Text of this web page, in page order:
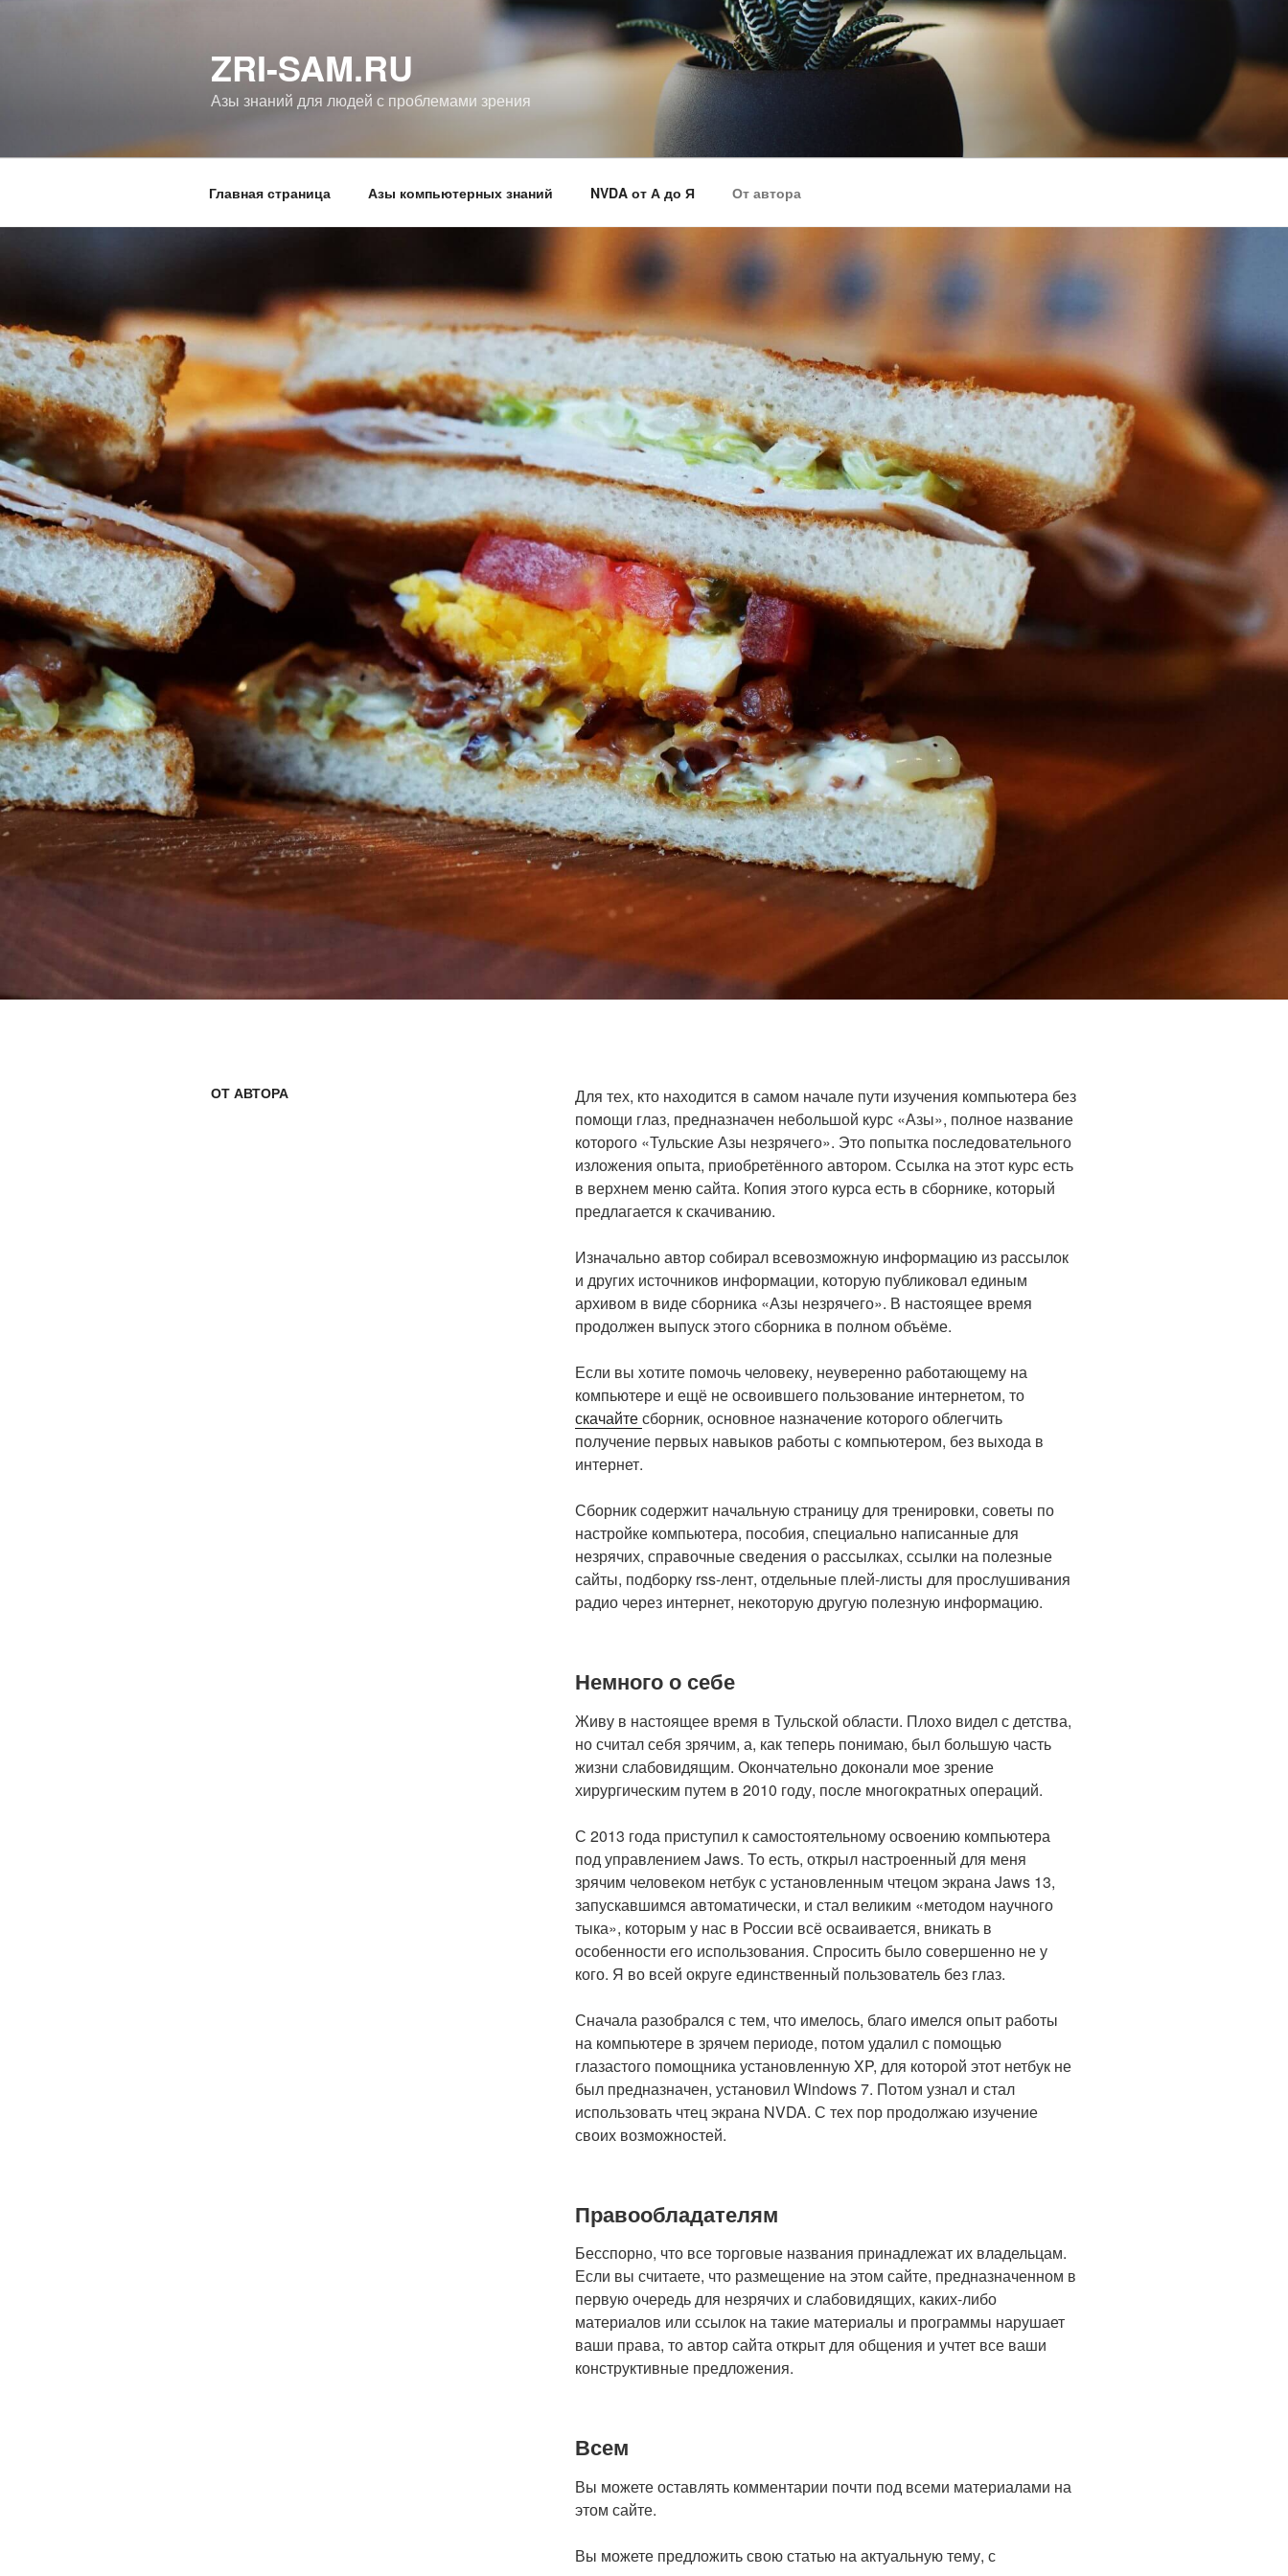
ZRI-SAM.RU
Азы знаний для людей с проблемами зрения
Главная страница Азы компьютерных знаний NVDA от А до Я От автора
ОТ АВТОРА
Для тех, кто находится в самом начале пути изучения компьютера без
помощи глаз, предназначен небольшой курс «Азы», полное название
которого «Тульские Азы незрячего». Это попытка последовательного
изложения опыта, приобретённого автором. Ссылка на этот курс есть
в верхнем меню сайта. Копия этого курса есть в сборнике, который
предлагается к скачиванию.
Изначально автор собирал всевозможную информацию из рассылок
и других источников информации, которую публиковал единым
архивом в виде сборника «Азы незрячего». В настоящее время
продолжен выпуск этого сборника в полном объёме.
Если вы хотите помочь человеку, неуверенно работающему на
компьютере и ещё не освоившего пользование интернетом, то
скачайтесборник, основное назначение которого облегчить
получение первых навыков работы с компьютером, без выхода в
интернет.
Сборник содержит начальную страницу для тренировки, советы по
настройке компьютера, пособия, специально написанные для
незрячих, справочные сведения о рассылках, ссылки на полезные
сайты, подборку rss-лент, отдельные плей-листы для прослушивания
радио через интернет, некоторую другую полезную информацию.
Немного о себе
Живу в настоящее время в Тульской области. Плохо видел с детства,
но считал себя зрячим, а, как теперь понимаю, был большую часть
жизни слабовидящим. Окончательно доконали мое зрение
хирургическим путем в 2010 году, после многократных операций.
С 2013 года приступил к самостоятельному освоению компьютера
под управлением Jaws. То есть, открыл настроенный для меня
зрячим человеком нетбук с установленным чтецом экрана Jaws 13,
запускавшимся автоматически, и стал великим «методом научного
тыка», которым у нас в России всё осваивается, вникать в
особенности его использования. Спросить было совершенно не у
кого. Я во всей округе единственный пользователь без глаз.
Сначала разобрался с тем, что имелось, благо имелся опыт работы
на компьютере в зрячем периоде, потом удалил с помощью
глазастого помощника установленную XP, для которой этот нетбук не
был предназначен, установил Windows 7. Потом узнал и стал
использовать чтец экрана NVDA. С тех пор продолжаю изучение
своих возможностей.
Правообладателям
Бесспорно, что все торговые названия принадлежат их владельцам.
Если вы считаете, что размещение на этом сайте, предназначенном в
первую очередь для незрячих и слабовидящих, каких-либо
материалов или ссылок на такие материалы и программы нарушает
ваши права, то автор сайта открыт для общения и учтет все ваши
конструктивные предложения.
Всем
Вы можете оставлять комментарии почти под всеми материалами на
этом сайте.
Вы можете предложить свою статью на актуальную тему, с